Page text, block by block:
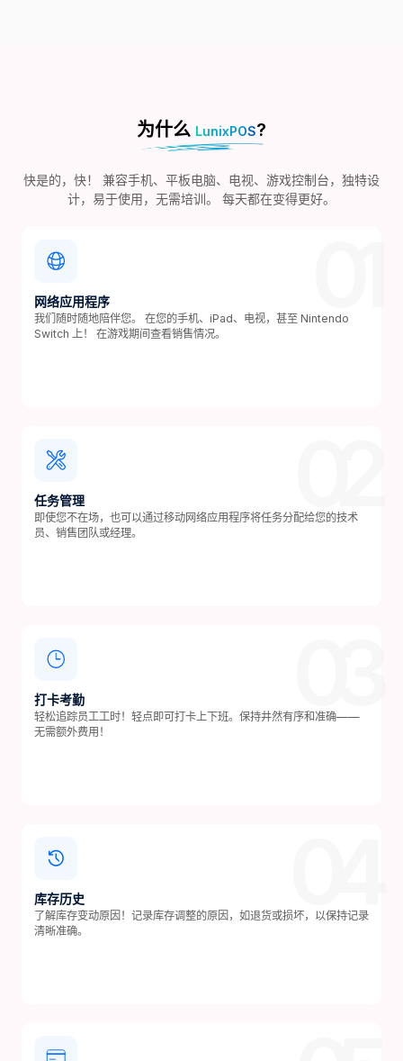
为什么 LunixPOS?
快是的，快！ 兼容手机、平板电脑、电视、游戏控制台，独特设
计，易于使用，无需培训。 每天都在变得更好。
网络应用程序
我们随时随地陪伴您。 在您的手机、iPad、电视，甚至 Nintendo
Switch 上！ 在游戏期间查看销售情况。
任务管理
即使您不在场，也可以通过移动网络应用程序将任务分配给您的技术
员、销售团队或经理。
打卡考勤
轻松追踪员工工时！轻点即可打卡上下班。保持井然有序和准确——
无需额外费用！
库存历史
了解库存变动原因！记录库存调整的原因，如退货或损坏，以保持记录
清晰准确。